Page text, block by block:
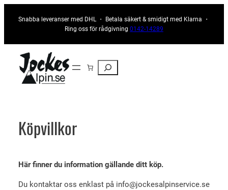
Snabba leveranser med DHL ・ Betala säkert & smidigt med Klarna ・
Ring oss för rådgivning 0142-14289
Sök
Köpvillkor
Här finner du information gällande ditt köp.
Du kontaktar oss enklast på info@jockesalpinservice.se